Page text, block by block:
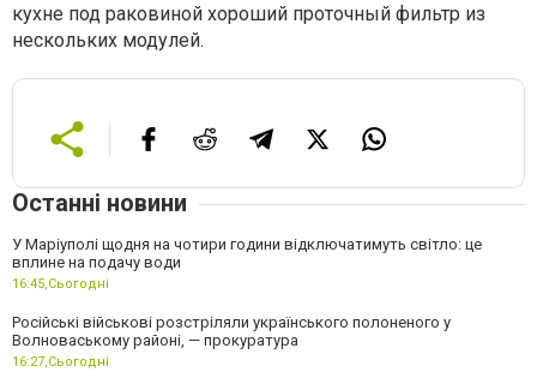
кухне под раковиной хороший проточный фильтр из
нескольких модулей.
Останні новини
У Маріуполі щодня на чотири години відключатимуть світло: це
вплине на подачу води
16:45,Сьогодні
Російські військові розстріляли українського полоненого у
Волноваському районі, — прокуратура
16:27,Сьогодні